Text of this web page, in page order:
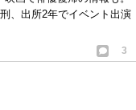
、出所2年でイベント出演
3